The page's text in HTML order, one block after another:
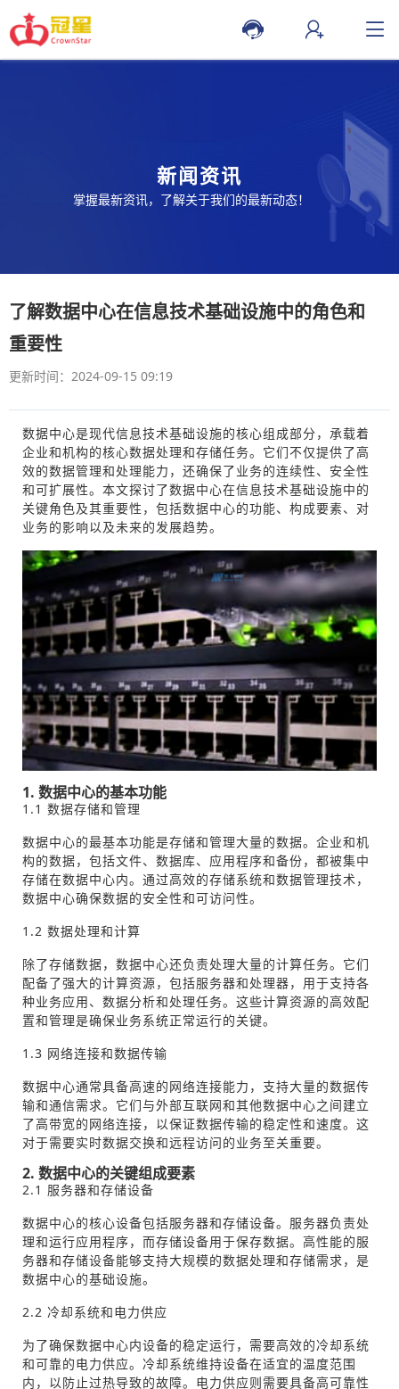
新闻资讯
掌握最新资讯，了解关于我们的最新动态！
了解数据中心在信息技术基础设施中的角色和
重要性
更新时间：2024-09-15 09:19
数据中心是现代信息技术基础设施的核心组成部分，承载着
企业和机构的核心数据处理和存储任务。它们不仅提供了高
效的数据管理和处理能力，还确保了业务的连续性、安全性
和可扩展性。本文探讨了数据中心在信息技术基础设施中的
关键角色及其重要性，包括数据中心的功能、构成要素、对
业务的影响以及未来的发展趋势。
1. 数据中心的基本功能
1.1 数据存储和管理
数据中心的最基本功能是存储和管理大量的数据。企业和机
构的数据，包括文件、数据库、应用程序和备份，都被集中
存储在数据中心内。通过高效的存储系统和数据管理技术，
数据中心确保数据的安全性和可访问性。
1.2 数据处理和计算
除了存储数据，数据中心还负责处理大量的计算任务。它们
配备了强大的计算资源，包括服务器和处理器，用于支持各
种业务应用、数据分析和处理任务。这些计算资源的高效配
置和管理是确保业务系统正常运行的关键。
1.3 网络连接和数据传输
数据中心通常具备高速的网络连接能力，支持大量的数据传
输和通信需求。它们与外部互联网和其他数据中心之间建立
了高带宽的网络连接，以保证数据传输的稳定性和速度。这
对于需要实时数据交换和远程访问的业务至关重要。
2. 数据中心的关键组成要素
2.1 服务器和存储设备
数据中心的核心设备包括服务器和存储设备。服务器负责处
理和运行应用程序，而存储设备用于保存数据。高性能的服
务器和存储设备能够支持大规模的数据处理和存储需求，是
数据中心的基础设施。
2.2 冷却系统和电力供应
为了确保数据中心内设备的稳定运行，需要高效的冷却系统
和可靠的电力供应。冷却系统维持设备在适宜的温度范围
内，以防止过热导致的故障。电力供应则需要具备高可靠性